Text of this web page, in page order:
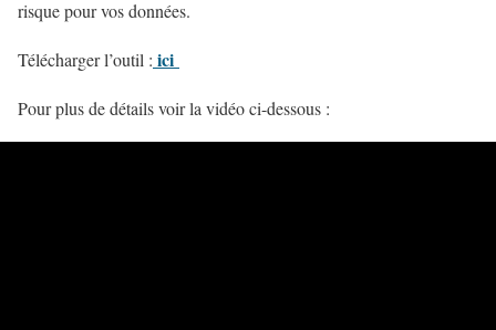
risque pour vos données.
Télécharger l’outil : ici
Pour plus de détails voir la vidéo ci-dessous :